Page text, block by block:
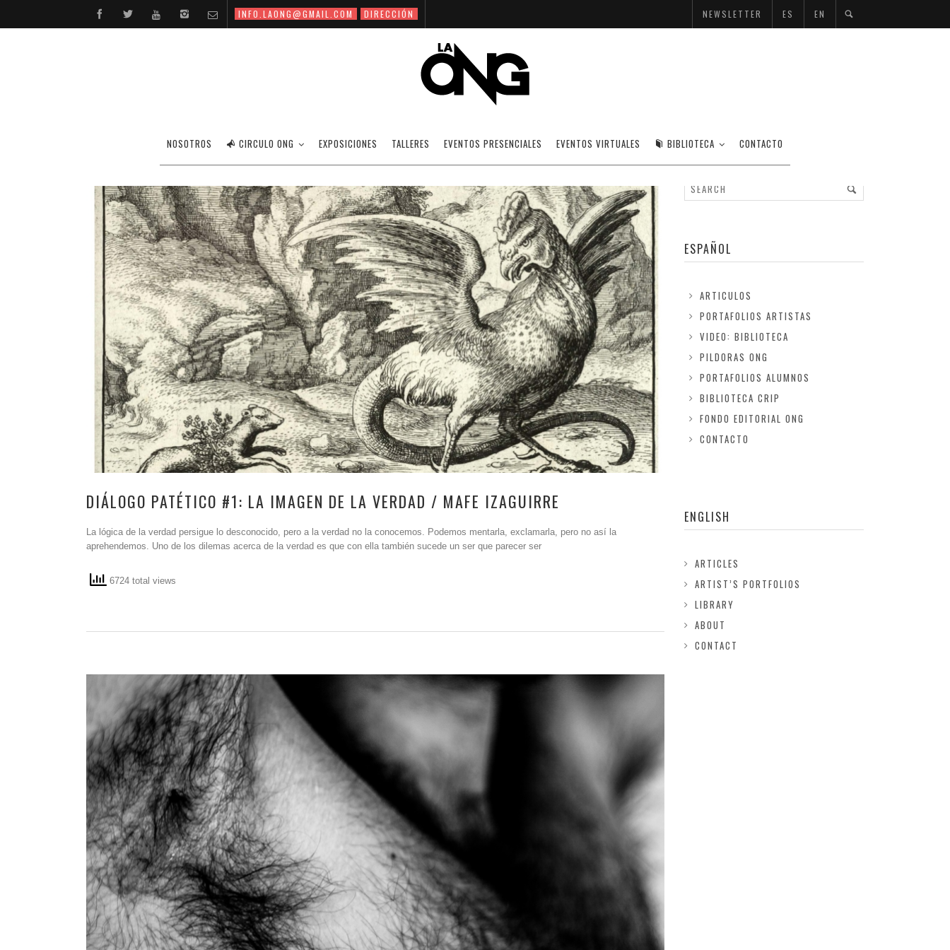
INFO.LAONG@GMAIL.COM DIRECCIÓN NEWSLETTER ES EN
NOSOTROS CIRCULO ONG EXPOSICIONES TALLERES EVENTOS PRESENCIALES EVENTOS VIRTUALES BIBLIOTECA CONTACTO
REALIDAD
DIÁLOGO PATÉTICO #1: LA IMAGEN DE LA VERDAD / MAFE IZAGUIRRE
La lógica de la verdad persigue lo desconocido, pero a la verdad no la conocemos. Podemos mentarla, exclamarla, pero no así la
aprehendemos. Uno de los dilemas acerca de la verdad es que con ella también sucede un ser que parecer ser
6724 total views
ESPAÑOL
ARTICULOS
PORTAFOLIOS ARTISTAS
VIDEO: BIBLIOTECA
PILDORAS ONG
PORTAFOLIOS ALUMNOS
BIBLIOTECA CRIP
FONDO EDITORIAL ONG
CONTACTO
ENGLISH
ARTICLES
ARTIST’S PORTFOLIOS
LIBRARY
ABOUT
CONTACT